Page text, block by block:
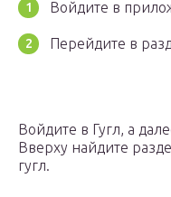
Войдите в
Перейдите в
Войдите в Гугл, а
Вверху найдите
гугл.